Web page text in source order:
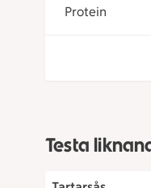
Protein
Testa
Tartarsås